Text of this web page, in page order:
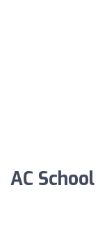
AC